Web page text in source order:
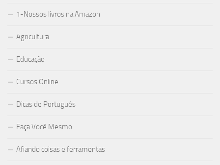
1-Nossos livros na Amazon
Agricultura
Educação
Cursos Online
Dicas de Português
Faça Você Mesmo
Afiando coisas e ferramentas